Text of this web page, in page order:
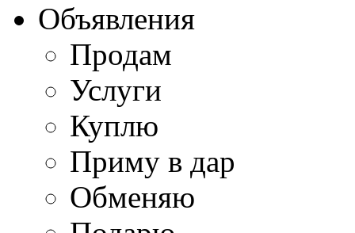
Объявления
Продам
Услуги
Куплю
Приму в дар
Обменяю